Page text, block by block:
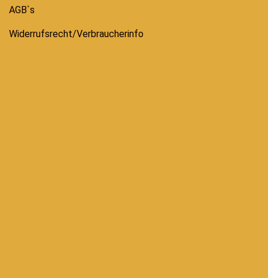
AGB`s
Widerrufsrecht/Verbraucherinfo